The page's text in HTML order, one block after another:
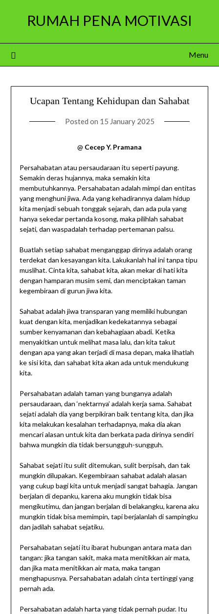
RUMAH PENA MOTIVASI
Menu
Ucapan Tentang Kehidupan dan Sahabat
Posted on 15 January 2025
@ Cecep Y. Pramana
Persahabatan atau persaudaraan itu seperti payung.
Semakin deras hujannya, maka semakin kita
membutuhkannya. Persahabatan adalah mimpi dan entitas
yang menghuni jiwa. Ada yang kehadirannya dalam hidup
kita menjadi sebuah tonggak sejarah, dan ada pula yang
hanya sekedar pertanda kosong, maka pilihlah sahabat
sejati, dan waspadalah terhadap pertemanan palsu.
Buatlah setiap sahabat menganggap dirinya adalah orang
terdekat dan kesayangan kita. Lakukanlah hal ini tanpa tipu
muslihat. Cinta kita, sahabat kita, akan mekar di hati kita
dengan hamparan musim semi, dan menciptakan taman
kegembiraan di gurun jiwa kita.
Sahabat adalah jiwa transparan yang memiliki hubungan
kuat dengan kita, menjadikan kedekatannya sebagai
sumber kenyamanan dan kebahagiaan abadi. Ketika
menyakitkan untuk melihat masa lalu, dan kita takut
dengan apa yang akan terjadi di masa depan, maka lihatlah
ke sisi kita, dan sahabat kita akan ada untuk mendukung
kita.
Persahabatan adalah taman yang bunganya adalah
persaudaraan, dan ‘nektarnya’ adalah kerja sama. Sahabat
sejati adalah dia yang berpikiran baik tentang kita, dan jika
kita melakukan kesalahan terhadapnya, maka dia akan
mencari alasan untuk kita dan berkata pada dirinya sendiri
bahwa mungkin dia tidak bersungguh-sungguh.
Sahabat sejati itu sulit ditemukan, sulit berpisah, dan tak
mungkin dilupakan. Kegembiraan sahabat adalah alasan
yang cukup bagi kita untuk menjadi sangat bahagia. Jangan
berjalan di depanku, karena aku mungkin tidak bisa
mengikutimu, dan jangan berjalan di belakangku, karena aku
mungkin tidak bisa memimpin, tapi berjalanlah di sampingku
dan jadilah sahabat sejatiku.
Persahabatan sejati itu ibarat hubungan antara mata dan
tangan: jika tangan sakit, maka mata menitikkan air mata,
dan jika mata menitikkan air mata, maka tangan
menghapusnya. Persahabatan adalah cinta tertinggi yang
pernah ada.
Persahabatan adalah harta yang tidak pernah pudar. Itu